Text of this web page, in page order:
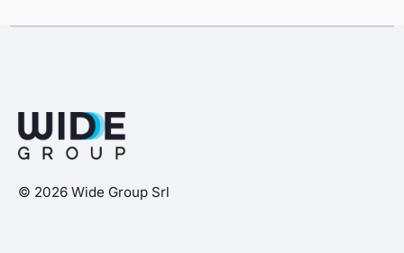
© 2026 Wide Group Srl